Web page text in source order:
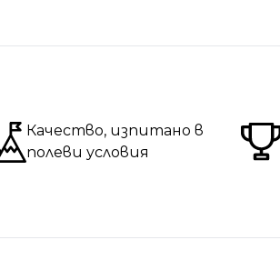
Качество, изпитано в
полеви условия